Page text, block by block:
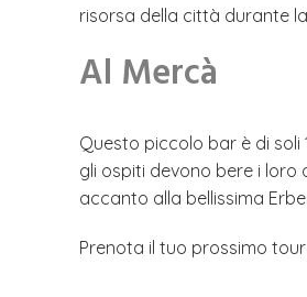
risorsa della città durante
Al Mercà
Questo piccolo bar è di
gli ospiti devono bere i loro
accanto alla bellissima
Prenota il tuo prossimo